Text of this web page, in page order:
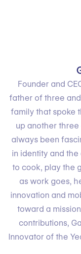
Founder and
father of three
family that spoke
up another
always been
in identity and
to cook, play the
as work goes,
innovation and
toward a
contributions,
Innovator of the